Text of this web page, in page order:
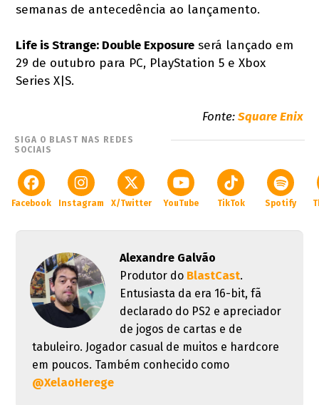
semanas de antecedência ao lançamento.
Life is Strange: Double Exposure será lançado em
29 de outubro para PC, PlayStation 5 e Xbox
Series X|S.
Fonte:Square Enix
SIGA O BLAST NAS REDES
SOCIAIS
Facebook Instagram X/Twitter YouTube TikTok Spotify
Alexandre Galvão
Produtor do BlastCast.
Entusiasta da era 16-bit, fã
declarado do PS2 e apreciador
de jogos de cartas e de
tabuleiro. Jogador casual de muitos e hardcore
em poucos. Também conhecido como
@XelaoHerege